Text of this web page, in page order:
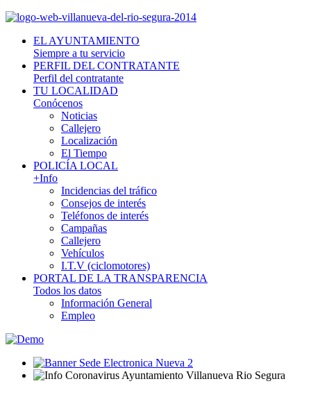
EL AYUNTAMIENTO
Siempre a tu servicio
PERFIL DEL CONTRATANTE
Perfil del contratante
TU LOCALIDAD
Conócenos
Noticias
Callejero
Localización
El Tiempo
POLICÍA LOCAL
+Info
Incidencias del tráfico
Consejos de interés
Teléfonos de interés
Campañas
Callejero
Vehículos
I.T.V (ciclomotores)
PORTAL DE LA TRANSPARENCIA
Todos los datos
Información General
Empleo